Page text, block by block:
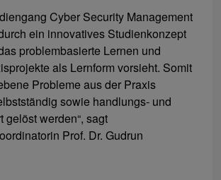
Cyber Security Management
ein innovatives Studienkonzept
problembasierte Lernen und
als Lernform vorsieht. Somit
Probleme aus der Praxis
sowie handlungs- und
gelöst werden“, sagt
Prof. Dr. Gudrun